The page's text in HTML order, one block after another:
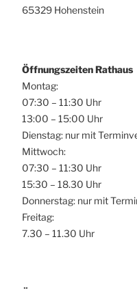
65329 Hohenstein
Öffnungszeiten Rathaus
Montag:
07:30 – 11:30 Uhr
13:00 – 15:00 Uhr
Dienstag: nur mit
Mittwoch:
07:30 – 11:30 Uhr
15:30 – 18.30 Uhr
Donnerstag: nur mit
Freitag:
7.30 – 11.30 Uhr